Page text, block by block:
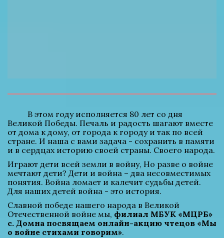
Великой Победы. Печаль и радость шагают вместе
от дома к дому, от города к городу и так по всей
стране. И наша с вами задача - сохранить в памяти
и в сердцах историю своей страны. Своего народа.
Играют дети всей земли в войну, Но разве о войне
мечтают дети? Дети и война – два несовместимых
понятия. Война ломает и калечит судьбы детей.
Для наших детей война - это история.
Славной победе нашего народа в Великой
Отечественной войне мы, филиал МБУК «МЦРБ»
с. Домна посвящаем онлайн-акцию чтецов «Мы
о войне стихами говорим».